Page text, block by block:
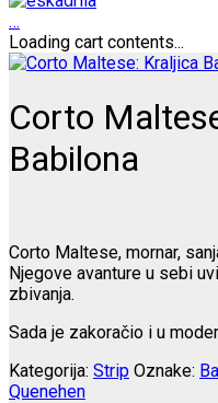
…
Loading cart contents...
Corto
Babilona
Corto Maltese, mornar,
Njegove avanture u sebi
zbivanja.
Sada je zakoračio i u
Kategorija: Strip Oznake:
Quenehen